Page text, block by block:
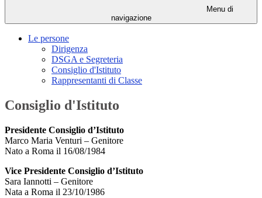
Menu di
navigazione
Le persone
Dirigenza
DSGA e Segreteria
Consiglio d'Istituto
Rappresentanti di Classe
Consiglio d'Istituto
Presidente Consiglio d’Istituto
Marco Maria Venturi – Genitore
Nato a Roma il 16/08/1984
Vice Presidente Consiglio d’Istituto
Sara Iannotti – Genitore
Nata a Roma il 23/10/1986